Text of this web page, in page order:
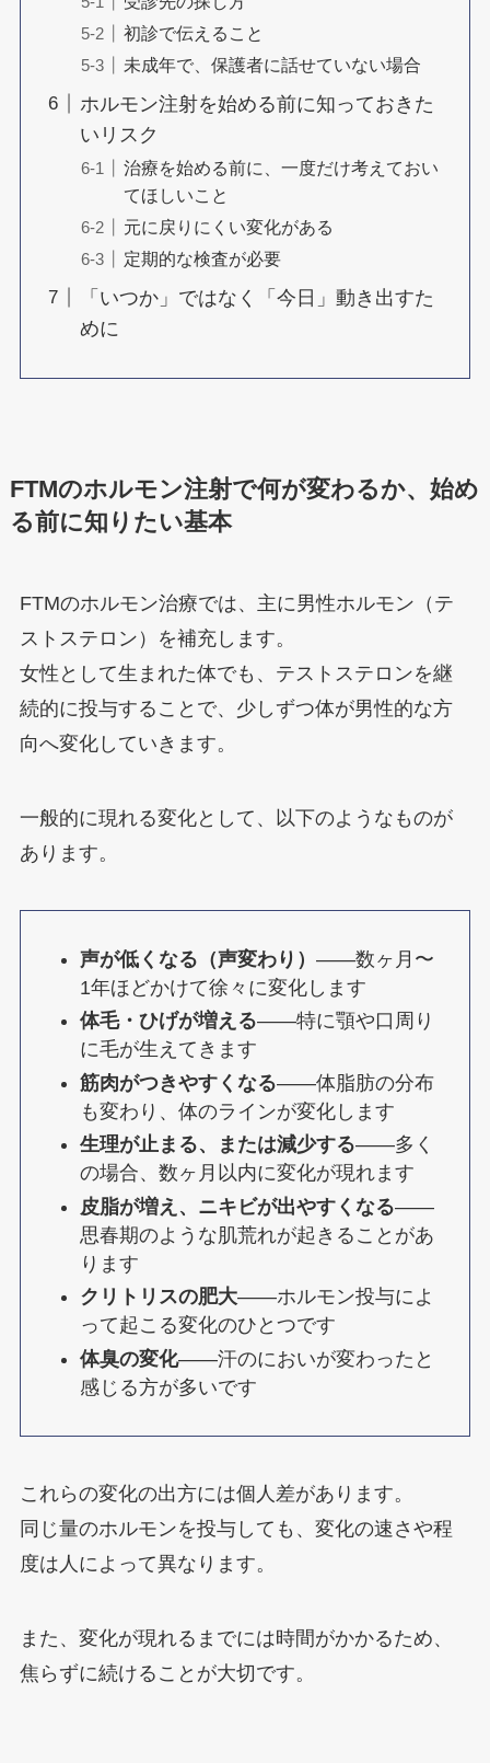
初診で伝えること
未成年で、保護者に話せていない場合
ホルモン注射を始める前に知っておきた
いリスク
治療を始める前に、一度だけ考えておい
てほしいこと
元に戻りにくい変化がある
定期的な検査が必要
「いつか」ではなく「今日」動き出すた
めに
FTMのホルモン注射で何が変わるか、始め
る前に知りたい基本
FTMのホルモン治療では、主に男性ホルモン（テ
ストステロン）を補充します。
女性として生まれた体でも、テストステロンを継
続的に投与することで、少しずつ体が男性的な方
向へ変化していきます。
一般的に現れる変化として、以下のようなものが
あります。
声が低くなる（声変わり） ——数ヶ月〜
1年ほどかけて徐々に変化します
体毛・ひげが増える——特に顎や口周り
に毛が生えてきます
筋肉がつきやすくなる——体脂肪の分布
も変わり、体のラインが変化します
生理が止まる、または減少する——多く
の場合、数ヶ月以内に変化が現れます
皮脂が増え、ニキビが出やすくなる——
思春期のような肌荒れが起きることがあ
ります
クリトリスの肥大——ホルモン投与によ
って起こる変化のひとつです
体臭の変化——汗のにおいが変わったと
感じる方が多いです
これらの変化の出方には個人差があります。
同じ量のホルモンを投与しても、変化の速さや程
度は人によって異なります。
また、変化が現れるまでには時間がかかるため、
焦らずに続けることが大切です。